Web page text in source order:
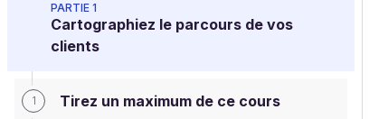
PARTIE 1
Cartographiez le parcours de vos
clients
1 Tirez un maximum de ce cours